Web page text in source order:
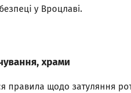
у Вроцлаві.
храми
правила щодо затуляння